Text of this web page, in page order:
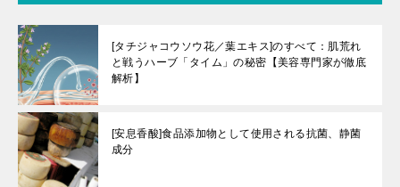
[タチジャコウソウ花／葉エキス]のすべて：肌荒れ
と戦うハーブ「タイム」の秘密【美容専門家が徹底
解析】
[安息香酸]食品添加物として使用される抗菌、静菌
成分